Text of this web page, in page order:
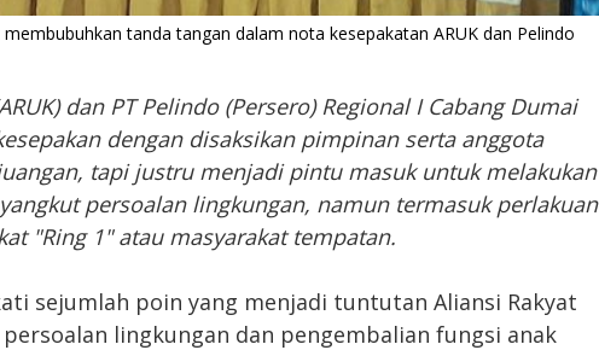
tanda tangan dalam nota kesepakatan ARUK dan Pelindo
dan PT Pelindo (Persero) Regional I Cabang Dumai
dengan disaksikan pimpinan serta anggota
tapi justru menjadi pintu masuk untuk melakukan
persoalan lingkungan, namun termasuk perlakuan
"Ring 1" atau masyarakat tempatan.
sejumlah poin yang menjadi tuntutan Aliansi Rakyat
lingkungan dan pengembalian fungsi anak